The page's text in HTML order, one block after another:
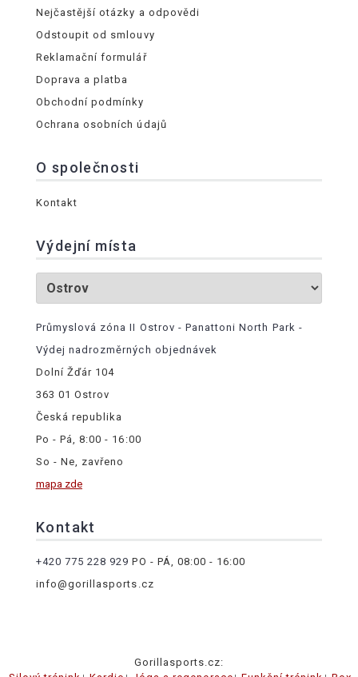
Nejčastější otázky a odpovědi
Odstoupit od smlouvy
Reklamační formulář
Doprava a platba
Obchodní podmínky
Ochrana osobních údajů
O společnosti
Kontakt
Výdejní místa
Průmyslová zóna II Ostrov - Panattoni North Park -
Výdej nadrozměrných objednávek
Dolní Žďár 104
363 01 Ostrov
Česká republika
Po - Pá, 8:00 - 16:00
So - Ne, zavřeno
mapa zde
Kontakt
+420 775 228 929 PO - PÁ, 08:00 - 16:00
info@gorillasports.cz
Gorillasports.cz: